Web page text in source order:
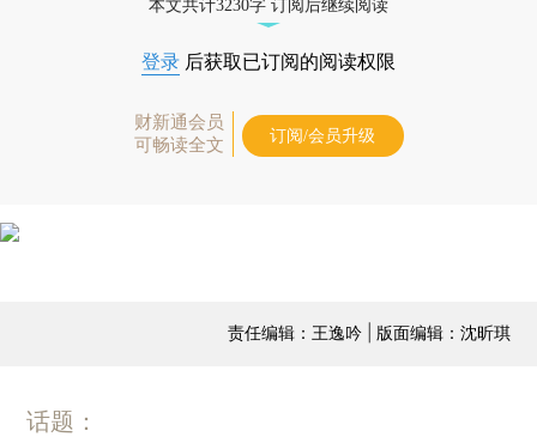
本文共计3230字 订阅后继续阅读
登录 后获取已订阅的阅读权限
财新通会员
可畅读全文
订阅/会员升级
责任编辑：王逸吟 | 版面编辑：沈昕琪
话题：